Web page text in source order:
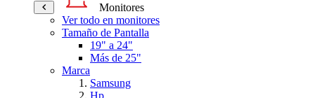
Monitores
Ver todo en monitores
Tamaño de Pantalla
19" a 24"
Más de 25"
Marca
Samsung
Hp